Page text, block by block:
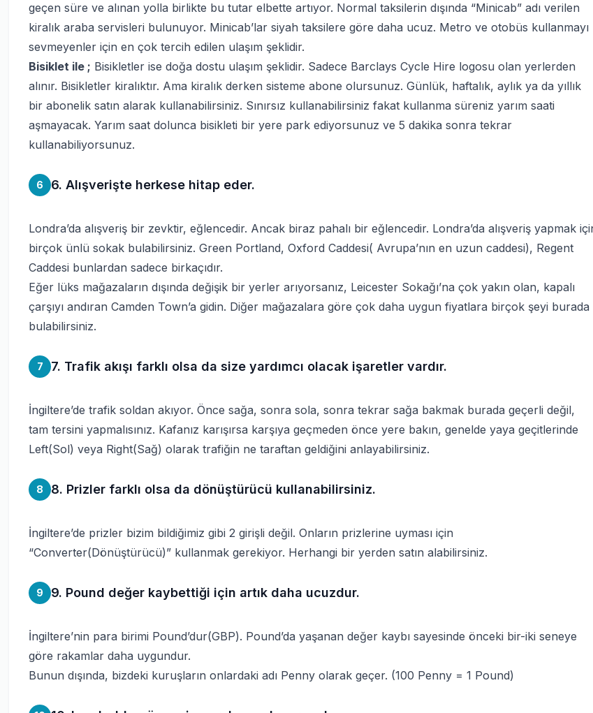
geçen süre ve alınan yolla birlikte bu tutar elbette artıyor. Normal taksilerin dışında “Minicab” adı verilen
kiralık araba servisleri bulunuyor. Minicab’lar siyah taksilere göre daha ucuz. Metro ve otobüs kullanmayı
sevmeyenler için en çok tercih edilen ulaşım şeklidir.
Bisiklet ile ; Bisikletler ise doğa dostu ulaşım şeklidir. Sadece Barclays Cycle Hire logosu olan yerlerden
alınır. Bisikletler kiralıktır. Ama kiralık derken sisteme abone olursunuz. Günlük, haftalık, aylık ya da yıllık
bir abonelik satın alarak kullanabilirsiniz. Sınırsız kullanabilirsiniz fakat kullanma süreniz yarım saati
aşmayacak. Yarım saat dolunca bisikleti bir yere park ediyorsunuz ve 5 dakika sonra tekrar
kullanabiliyorsunuz.
6 6. Alışverişte herkese hitap eder.
Londra’da alışveriş bir zevktir, eğlencedir. Ancak biraz pahalı bir eğlencedir. Londra’da alışveriş yapmak
birçok ünlü sokak bulabilirsiniz. Green Portland, Oxford Caddesi( Avrupa’nın en uzun caddesi), Regent
Caddesi bunlardan sadece birkaçıdır.
Eğer lüks mağazaların dışında değişik bir yerler arıyorsanız, Leicester Sokağı’na çok yakın olan, kapalı
çarşıyı andıran Camden Town’a gidin. Diğer mağazalara göre çok daha uygun fiyatlara birçok şeyi burada
bulabilirsiniz.
7 7. Trafik akışı farklı olsa da size yardımcı olacak işaretler vardır.
İngiltere’de trafik soldan akıyor. Önce sağa, sonra sola, sonra tekrar sağa bakmak burada geçerli değil,
tam tersini yapmalısınız. Kafanız karışırsa karşıya geçmeden önce yere bakın, genelde yaya geçitlerinde
Left(Sol) veya Right(Sağ) olarak trafiğin ne taraftan geldiğini anlayabilirsiniz.
8 8. Prizler farklı olsa da dönüştürücü kullanabilirsiniz.
İngiltere’de prizler bizim bildiğimiz gibi 2 girişli değil. Onların prizlerine uyması için
“Converter(Dönüştürücü)” kullanmak gerekiyor. Herhangi bir yerden satın alabilirsiniz.
9 9. Pound değer kaybettiği için artık daha ucuzdur.
İngiltere’nin para birimi Pound’dur(GBP). Pound’da yaşanan değer kaybı sayesinde önceki bir-iki seneye
göre rakamlar daha uygundur.
Bunun dışında, bizdeki kuruşların onlardaki adı Penny olarak geçer. (100 Penny = 1 Pound)